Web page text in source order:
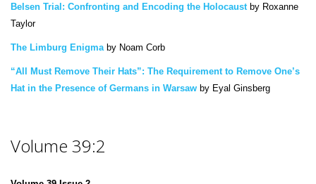
Belsen Trial: Confronting and Encoding the Holocaust by Roxanne
Taylor
The Limburg Enigma by Noam Corb
“All Must Remove Their Hats”: The Requirement to Remove One’s
Hat in the Presence of Germans in Warsaw by Eyal Ginsberg
Volume 39:2